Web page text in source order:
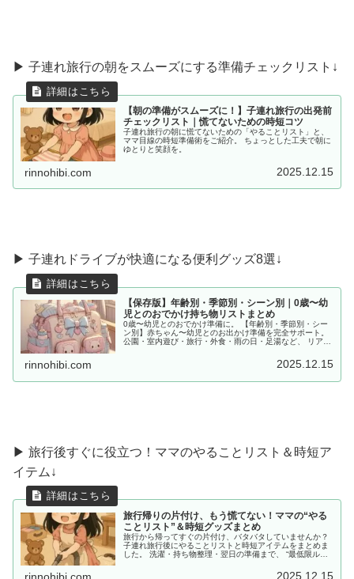
▶ 子連れ旅行の朝をスムーズにする準備チェックリスト↓
【朝の準備がスムーズに！】子連れ旅行の出発前
チェックリスト｜慌てないための時短コツ
子連れ旅行の朝に慌てないための「やることリスト」と、
ママ目線の時短準備術をご紹介。 ちょっとした工夫で朝に
ゆとりと笑顔を。
rinnohibi.com 2025.12.15
▶︎ 子連れドライブが快適になる便利グッズ8選↓
【保存版】年齢別・季節別・シーン別｜0歳〜幼
児とのおでかけ持ち物リストまとめ
0歳〜幼児とのおでかけ準備に。 【年齢別・季節別・シー
ン別】赤ちゃん〜幼児とのお出かけ準備を完全サポート。
公園・室内遊び・旅行・外食・雨の日・足湯など、 リアル
rinnohibi.com 2025.12.15
▶ 旅行後すぐに役立つ！ママのやることリスト＆時短ア
イテム↓
旅行帰りの片付け、もう慌てない！ママの“やる
ことリスト”＆時短グッズまとめ
旅行から帰ってすぐの片付け、バタバタしていませんか？
子連れ旅行後にやることリストと時短アイテムをまとめま
した。 洗濯・持ち物整理・翌日の準備まで、 “最低限ルー
2025.12.15